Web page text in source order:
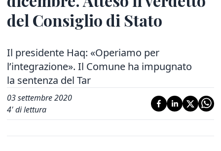
del Consiglio di Stato
Il presidente Haq: «Operiamo per
l’integrazione». Il Comune ha impugnato
la sentenza del Tar
03 settembre 2020
4' di lettura